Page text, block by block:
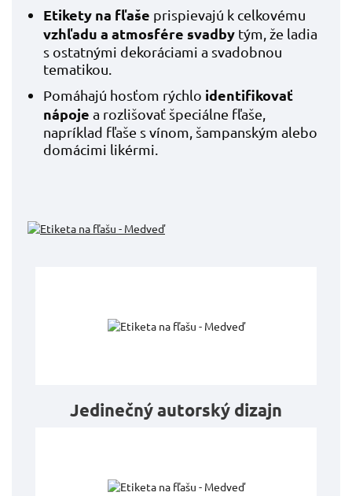
Etikety na fľaše prispievajú k celkovému
vzhľadu a atmosfére svadby tým, že ladia
s ostatnými dekoráciami a svadobnou
tematikou.
Pomáhajú hosťom rýchlo identifikovať
nápoje a rozlišovať špeciálne fľaše,
napríklad fľaše s vínom, šampanským alebo
domácimi likérmi.
Jedinečný autorský dizajn